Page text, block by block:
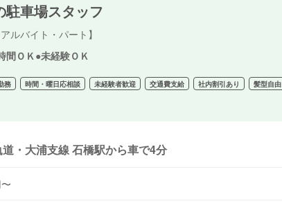
駐車場スタッフ
ルバイト・パート】
間ＯＫ●未経験ＯＫ
務 時間・曜日応相談 未経験者歓迎 交通費支給 社内割引あり 髪型自由
・大浦支線 石橋駅から車で4分